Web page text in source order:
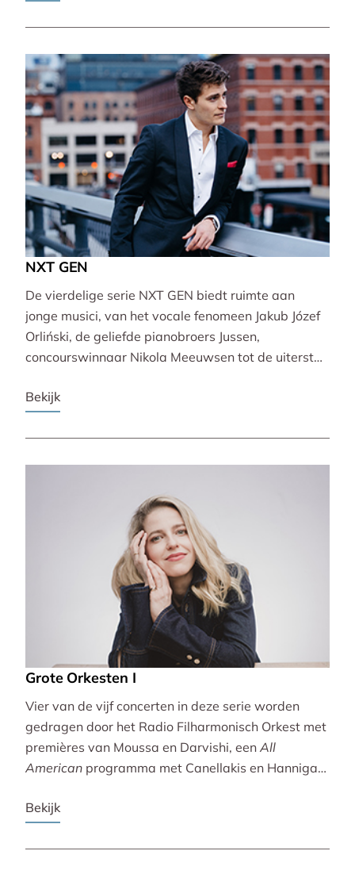
opera’s tekenen het Radio Filharmonisch Orkest en
NXT GEN
De vierdelige serie NXT GEN biedt ruimte aan
jonge musici, van het vocale fenomeen Jakub Józef
Orliński, de geliefde pianobroers Jussen,
concourswinnaar Nikola Meeuwsen tot de uiterst
programma’s van barok tot wereldpremière.
Bekijk
Grote Orkesten I
Vier van de vijf concerten in deze serie worden
gedragen door het Radio Filharmonisch Orkest met
premières van Moussa en Darvishi, een All
American programma met Canellakis en Hannigan
Amerikaans slagwerk.
Bekijk